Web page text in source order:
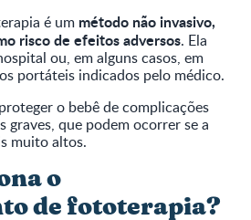
é um método não invasivo,
risco de efeitos adversos. Ela
ou, em alguns casos, em
portáteis indicados pelo médico.
o bebê de complicações
graves, que podem ocorrer se a
muito altos.
o
de fototerapia?